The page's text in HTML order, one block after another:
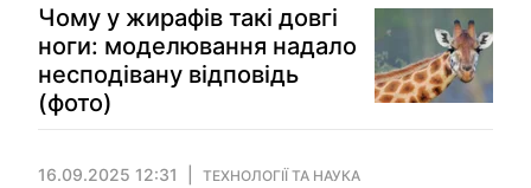
Чому у жирафів такі довгі
ноги: моделювання надало
несподівану відповідь
(фото)
16.09.2025 12:31 ТЕХНОЛОГІЇ ТА НАУКА